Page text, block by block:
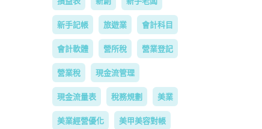
新手記帳 旅遊業 會計科目
會計軟體 營所稅 營業登記
營業稅 現金流管理
現金流量表 稅務規劃 美業
美業經營優化 美甲美容對帳